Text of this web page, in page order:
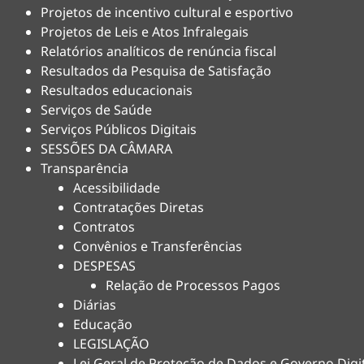
Projetos de incentivo cultural e esportivo
Projetos de Leis e Atos Infralegais
Relatórios analíticos de renúncia fiscal
Resultados da Pesquisa de Satisfação
Resultados educacionais
Serviços de Saúde
Serviços Públicos Digitais
SESSÕES DA CÂMARA
Transparência
Acessibilidade
Contratações Diretas
Contratos
Convênios e Transferências
DESPESAS
Relação de Processos Pagos
Diárias
Educação
LEGISLAÇÃO